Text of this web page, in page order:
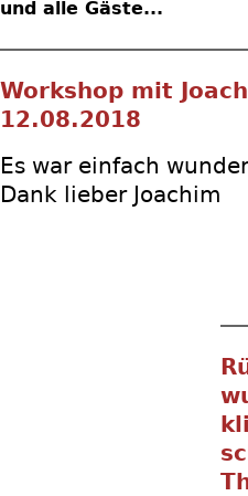
und alle Gäste...
Workshop mit
12.08.2018
Es war einfach
Dank lieber Joachim